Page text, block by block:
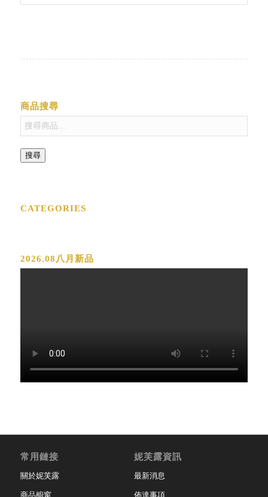
商品搜尋
搜尋
CATEGORIES
2026.08八月新品
常用鏈接
關於妮芙露
商品櫥窗
妮芙露資訊
最新消息
佈達事項